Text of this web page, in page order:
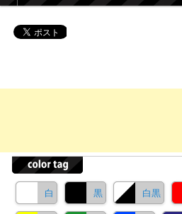
白 黒 白黒